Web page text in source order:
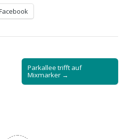
Parkallee trifft auf
Mixmarker →